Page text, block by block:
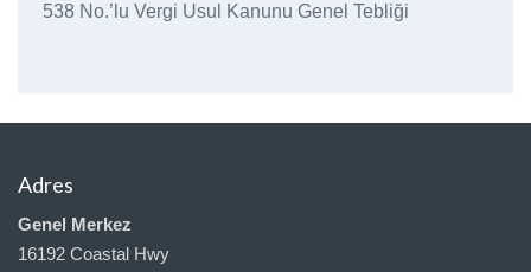
538 No.’lu Vergi Usul Kanunu Genel Tebliği
Adres
Genel Merkez
16192 Coastal Hwy